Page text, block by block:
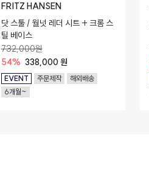
FRITZ HANSEN
닷 스툴 / 월넛 레더 시트 + 크롬 스
틸 베이스
732,000원
54% 338,000 원
EVENT 주문제작
해외배송
6개월~